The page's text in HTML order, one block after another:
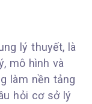
lý thuyết, là
mô hình và
làm nền tảng
hỏi cơ sở lý